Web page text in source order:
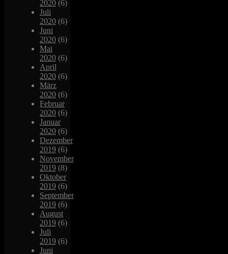
2020 (6)
Juli
2020 (6)
Juni
2020 (6)
Mai
2020 (6)
April
2020 (6)
März
2020 (6)
Februar
2020 (6)
Januar
2020 (6)
Dezember
2019 (6)
November
2019 (8)
Oktober
2019 (6)
September
2019 (6)
August
2019 (6)
Juli
2019 (6)
Juni